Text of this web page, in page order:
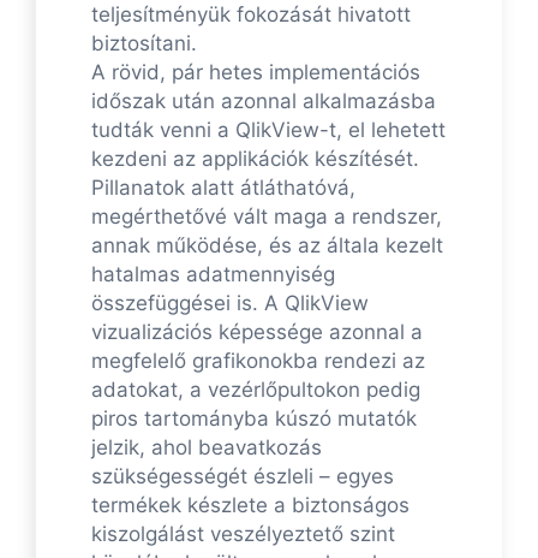
teljesítményük fokozását hivatott
biztosítani.
A rövid, pár hetes implementációs
időszak után azonnal alkalmazásba
tudták venni a QlikView-t, el lehetett
kezdeni az applikációk készítését.
Pillanatok alatt átláthatóvá,
megérthetővé vált maga a rendszer,
annak működése, és az általa kezelt
hatalmas adatmennyiség
összefüggései is. A QlikView
vizualizációs képessége azonnal a
megfelelő grafikonokba rendezi az
adatokat, a vezérlőpultokon pedig
piros tartományba kúszó mutatók
jelzik, ahol beavatkozás
szükségességét észleli – egyes
termékek készlete a biztonságos
kiszolgálást veszélyeztető szint